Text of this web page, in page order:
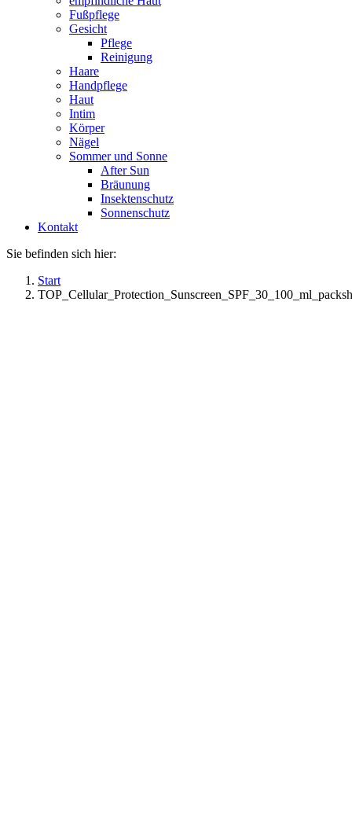
Fußpflege
Gesicht
Pflege
Reinigung
Haare
Handpflege
Haut
Intim
Körper
Nägel
Sommer und Sonne
After Sun
Bräunung
Insektenschutz
Sonnenschutz
Kontakt
Sie befinden sich hier:
Start